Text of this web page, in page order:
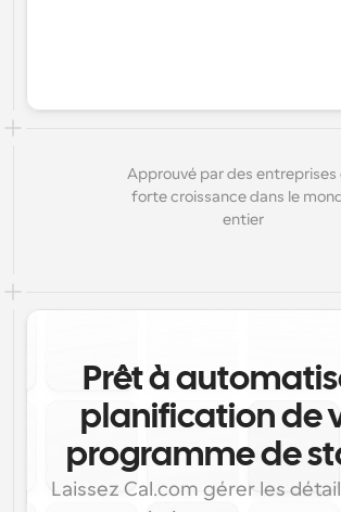
Approuvé par des entreprises
forte croissance dans le
entier
Prêt à
planification de
programme de
Laissez Cal.com gérer les